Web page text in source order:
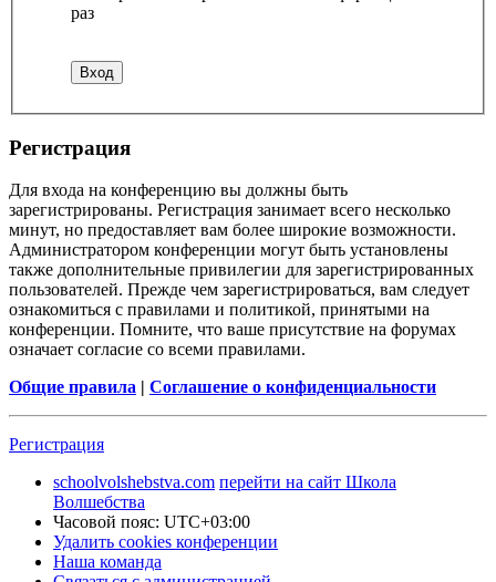
раз
Регистрация
Для входа на конференцию вы должны быть
зарегистрированы. Регистрация занимает всего несколько
минут, но предоставляет вам более широкие возможности.
Администратором конференции могут быть установлены
также дополнительные привилегии для зарегистрированных
пользователей. Прежде чем зарегистрироваться, вам следует
ознакомиться с правилами и политикой, принятыми на
конференции. Помните, что ваше присутствие на форумах
означает согласие со всеми правилами.
Общие правила | Соглашение о конфиденциальности
Регистрация
schoolvolshebstva.com перейти на сайт Школа
Волшебства
Часовой пояс: UTC+03:00
Удалить cookies конференции
Наша команда